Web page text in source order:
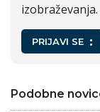
izobraževanja.
PRIJAVI SE
Podobne